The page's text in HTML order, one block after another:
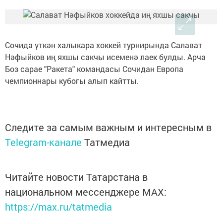
Сочида үткән халыкара хоккей турнирында Салават
Нәфыйков иң яхшы сакчы исеменә лаек булды. Арча
Боз сарае "Ракета" командасы Сочидан Европа
чемпионнары кубогы алып кайтты.
Следите за самым важным и интересным в
Telegram-канале Татмедиа
Читайте новости Татарстана в
национальном мессенджере MАХ:
https://max.ru/tatmedia